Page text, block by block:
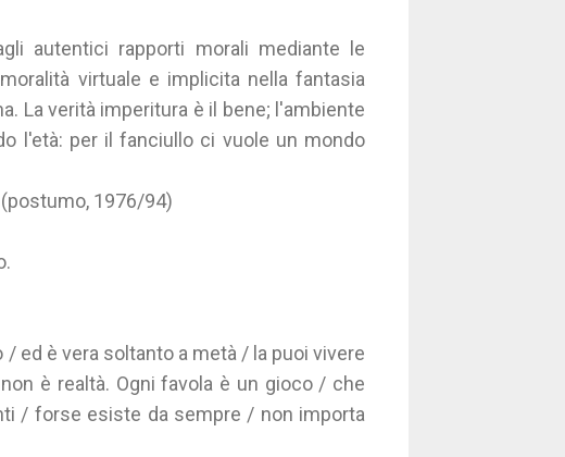
autentici rapporti morali mediante le
virtuale e implicita nella fantasia
La verità imperitura è il bene; l'ambiente
l'età: per il fanciullo ci vuole un mondo
1976/94)
ed è vera soltanto a metà / la puoi vivere
è realtà. Ogni favola è un gioco / che
/ forse esiste da sempre / non importa